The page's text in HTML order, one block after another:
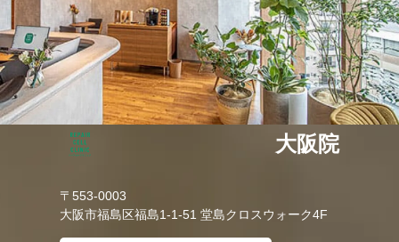
大阪院
〒553-0003
大阪市福島区福島1-1-51 堂島クロスウォーク4F